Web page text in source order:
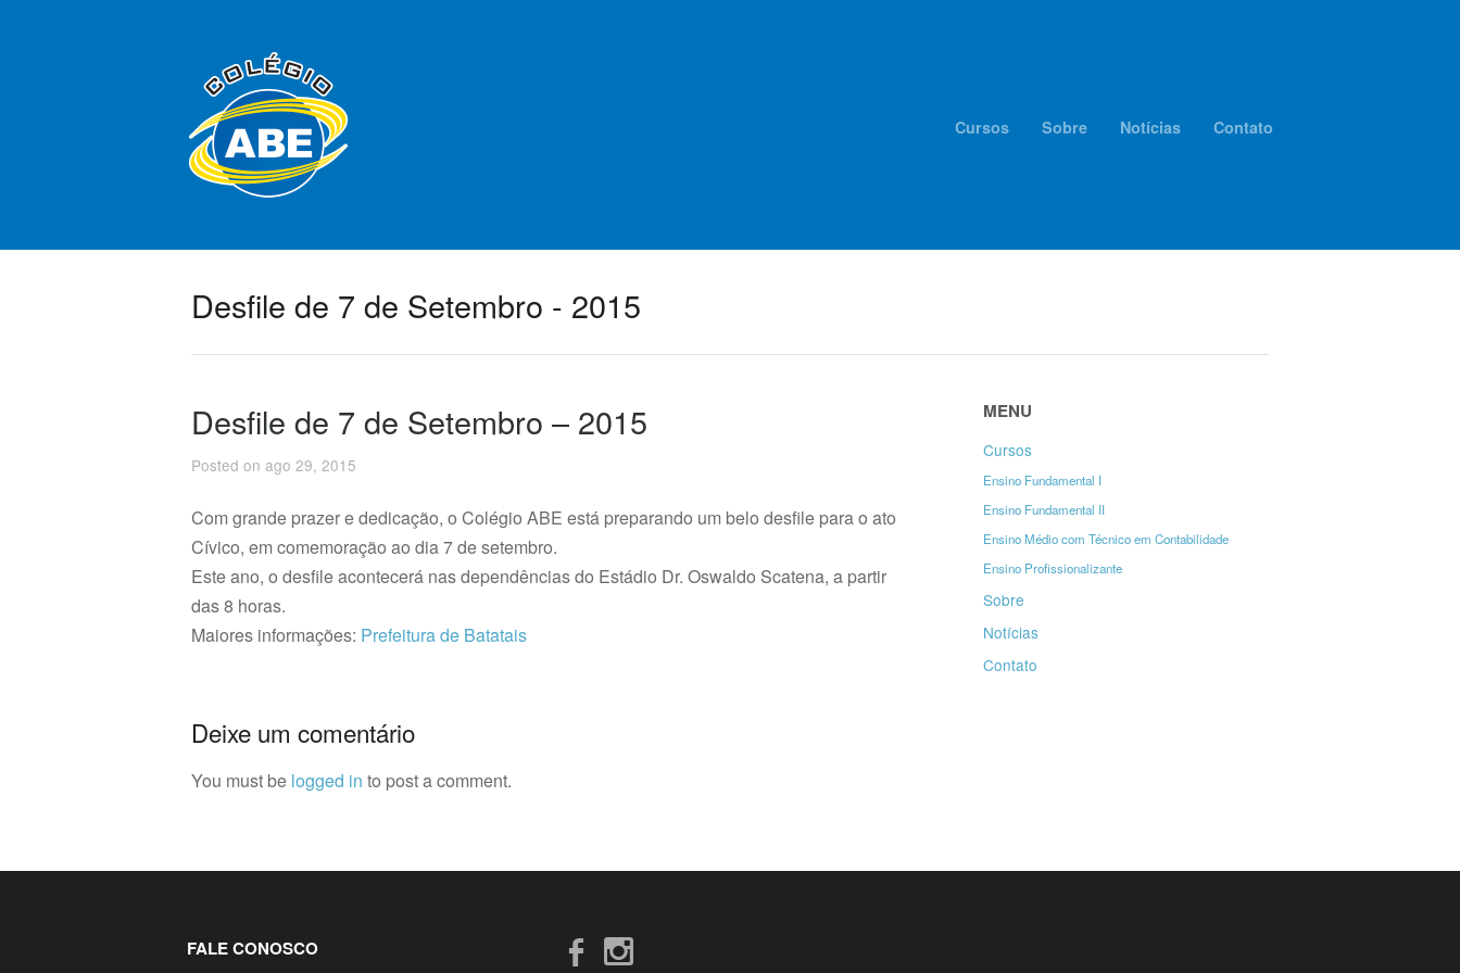
Cursos Sobre Notícias Contato
Desfile de 7 de Setembro - 2015
Desfile de 7 de Setembro – 2015
Posted on ago 29, 2015
Com grande prazer e dedicação, o Colégio ABE está preparando um belo desfile para o ato
Cívico, em comemoração ao dia 7 de setembro.
Este ano, o desfile acontecerá nas dependências do Estádio Dr. Oswaldo Scatena, a partir
das 8 horas.
Maiores informações: Prefeitura de Batatais
Deixe um comentário
You must be logged in to post a comment.
MENU
Cursos
Ensino Fundamental I
Ensino Fundamental II
Ensino Médio com Técnico em Contabilidade
Ensino Profissionalizante
Sobre
Notícias
Contato
FALE CONOSCO